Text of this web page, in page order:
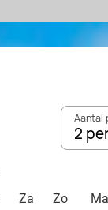
aan
Aantal
2
Za Zo
Ma